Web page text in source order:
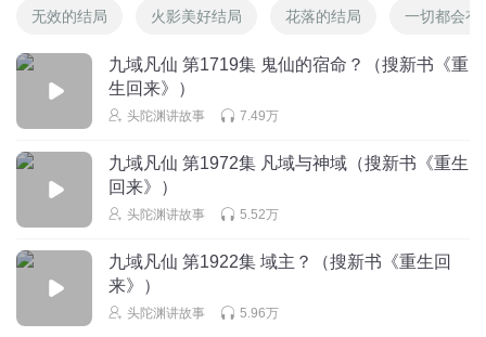
无效的结局 火影美好结局 花落的结局 一切都会有
九域凡仙 第1719集 鬼仙的宿命？（搜新书《重
生回来》）
头陀渊讲故事 7.49万
九域凡仙 第1972集 凡域与神域（搜新书《重生
回来》）
头陀渊讲故事 5.52万
九域凡仙 第1922集 域主？（搜新书《重生回
来》）
头陀渊讲故事 5.96万